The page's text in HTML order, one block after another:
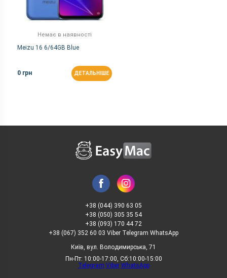
Немає в наявності
Meizu 16 6/64GB Blue
0 грн ДЕТАЛЬНІШЕ
+38 (044) 390 63 05
+38 (050) 305 35 54
+38 (093) 170 44 72
+38 (067) 352 60 03 Viber Telegram WhatsApp
Київ, вул. Володимирська, 71
Пн-Пт: 10:00-17:00, Сб:10:00-15:00
Telegram Viber WhatsApp